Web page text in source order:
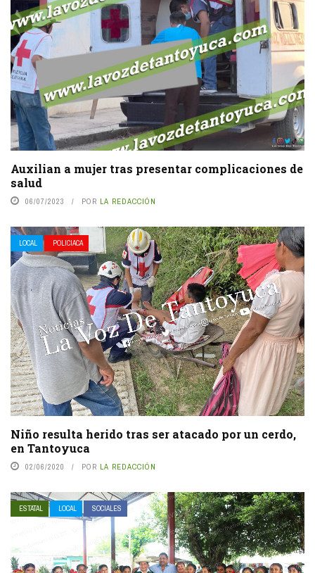
Auxilian a mujer tras presentar complicaciones de
salud
06/07/2023 POR LA REDACCIÓN
LOCAL POLICIACA
Niño resulta herido tras ser atacado por un cerdo,
en Tantoyuca
02/06/2020 POR LA REDACCIÓN
ESTATAL LOCAL SOCIALES